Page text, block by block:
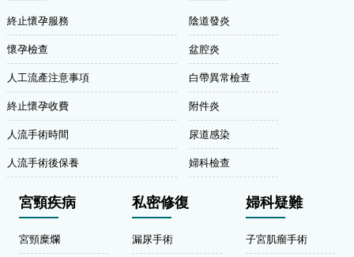
終止懷孕服務
懷孕檢查
人工流產注意事項
終止懷孕收費
人流手術時間
人流手術後保養
陰道發炎
盆腔炎
白帶異常檢查
附件炎
尿道感染
婦科檢查
宮頸疾病
宮頸糜爛
私密修復
漏尿手術
婦科疑難
子宮肌瘤手術